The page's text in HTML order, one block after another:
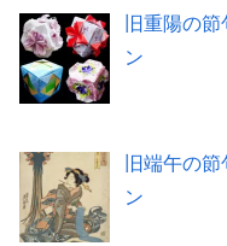
旧重陽の
ン
旧端午の
ン